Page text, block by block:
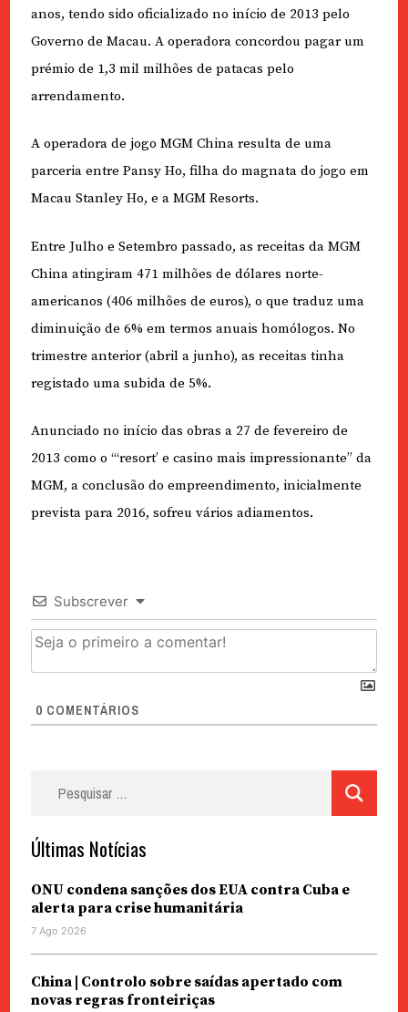
anos, tendo sido oficializado no início de 2013 pelo
Governo de Macau. A operadora concordou pagar um
prémio de 1,3 mil milhões de patacas pelo
arrendamento.
A operadora de jogo MGM China resulta de uma
parceria entre Pansy Ho, filha do magnata do jogo em
Macau Stanley Ho, e a MGM Resorts.
Entre Julho e Setembro passado, as receitas da MGM
China atingiram 471 milhões de dólares norte-
americanos (406 milhões de euros), o que traduz uma
diminuição de 6% em termos anuais homólogos. No
trimestre anterior (abril a junho), as receitas tinha
registado uma subida de 5%.
Anunciado no início das obras a 27 de fevereiro de
2013 como o “‘resort’ e casino mais impressionante” da
MGM, a conclusão do empreendimento, inicialmente
prevista para 2016, sofreu vários adiamentos.
Subscrever
0 COMENTÁRIOS
Últimas Notícias
ONU condena sanções dos EUA contra Cuba e
alerta para crise humanitária
7 Ago 2026
China | Controlo sobre saídas apertado com
novas regras fronteiriças